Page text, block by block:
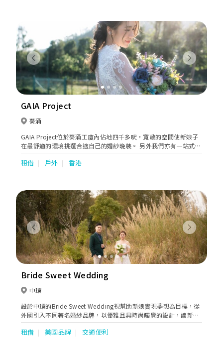
Previous Next
GAIA Project
葵涌
GAIA Project位於葵涌工廈內佔地四千多呎，寬敞的空間使新娘子
在最舒適的環境挑選合適自己的婚紗晚裝。 另外我們亦有一站式婚
禮服務包括攝影、化妝 、男士禮服訂製、紅酒批發等等，為新人打
造完滿的婚禮體驗。
租借 戶外 香港
Previous Next
Bride Sweet Wedding
中環
設於中環的Bride Sweet Wedding視幫助新娘實現夢想為目標，從
外國引入不同著名婚紗品牌，以優雅且具時尚觸覺的設計，讓新娘
挑選到夢寐以求和最合適的嫁衣。未來Bride Sweet Wedding會繼
續搜羅更多優質品牌，特別是適合東方女性的設計，務求給新人帶
租借 美國品牌 交通便利